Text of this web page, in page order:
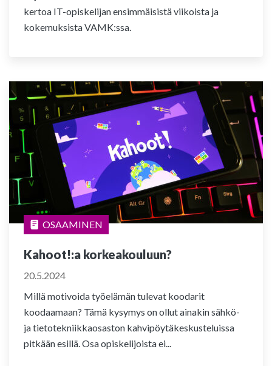
kertoa IT-opiskelijan ensimmäisistä viikoista ja
kokemuksista VAMK:ssa.
OSAAMINEN
Kahoot!:a korkeakouluun?
20.5.2024
Millä motivoida työelämän tulevat koodarit
koodaamaan? Tämä kysymys on ollut ainakin sähkö-
ja tietotekniikkaosaston kahvipöytäkeskusteluissa
pitkään esillä. Osa opiskelijoista ei...